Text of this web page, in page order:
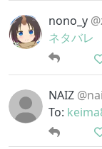
nono_y
ネタバレ
NAIZ
To: